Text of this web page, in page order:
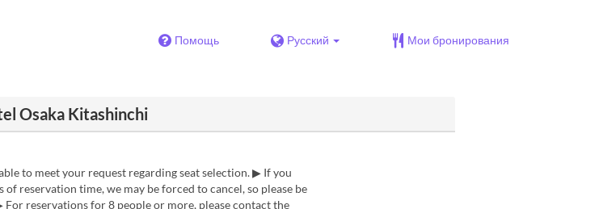
Помощь Русский Мои бронирования
Osaka Kitashinchi
to meet your request regarding seat selection. ▶ If you
reservation time, we may be forced to cancel, so please be
reservations for 8 people or more, please contact the